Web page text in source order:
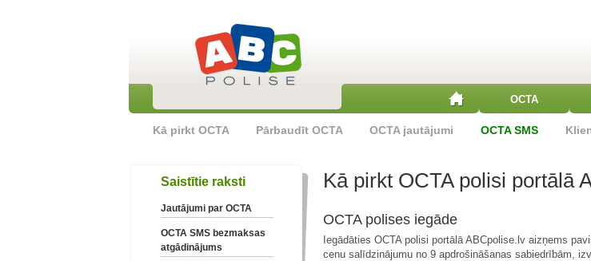
OCTA
Kā pirkt OCTA Pārbaudīt OCTA OCTA jautājumi OCTA SMS
Kā pirkt OCTA polisi portālā
OCTA polises iegāde
Iegādāties OCTA polisi portālā ABCpolise.lv aizņems
cenu salīdzinājumu no 9 apdrošināšanas sabiedrībām,
Saistītie raksti
Jautājumi par OCTA
OCTA SMS bezmaksas
atgādinājums